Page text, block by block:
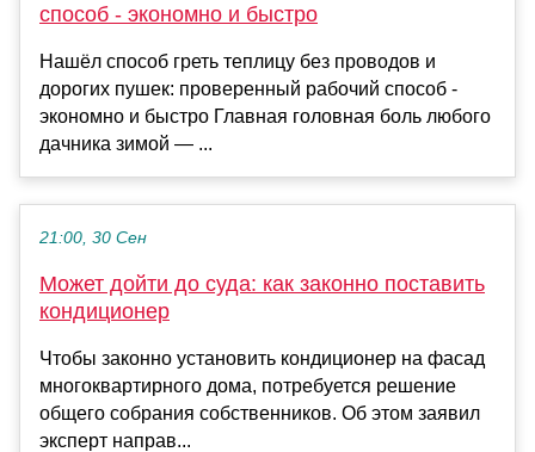
способ - экономно и быстро
Нашёл способ греть теплицу без проводов и
дорогих пушек: проверенный рабочий способ -
экономно и быстро Главная головная боль любого
дачника зимой — ...
21:00, 30 Сен
Может дойти до суда: как законно поставить
кондиционер
Чтобы законно установить кондиционер на фасад
многоквартирного дома, потребуется решение
общего собрания собственников. Об этом заявил
эксперт направ...